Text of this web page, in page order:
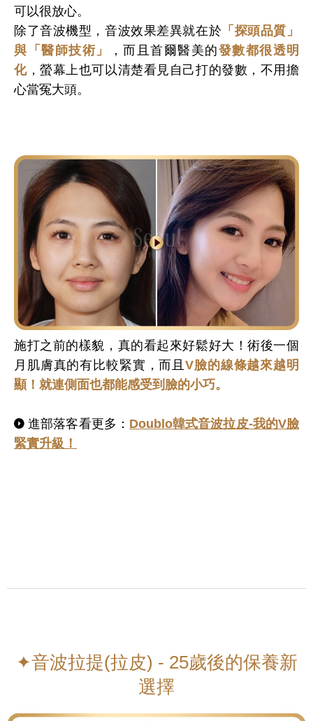
可以很放心。
除了音波機型，音波效果差異就在於 「探頭品質」
與「醫師技術」
，而且首爾醫美的發數都很透明
化，螢幕上也可以清楚看見自己打的發數，不用擔
心當冤大頭。
施打之前的樣貌，真的看起來好鬆好大！術後一個
月肌膚真的有比較緊實，而且V臉的線條越來越明
顯！就連側面也都能感受到臉的小巧。
進部落客看更多： Doublo韓式音波拉皮-我的V臉
緊實升級！
✦音波拉提(拉皮) - 25歲後的保養新
選擇